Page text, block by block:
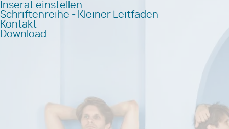
Inserat einstellen
Schriftenreihe - Kleiner Leitfaden
Kontakt
Download